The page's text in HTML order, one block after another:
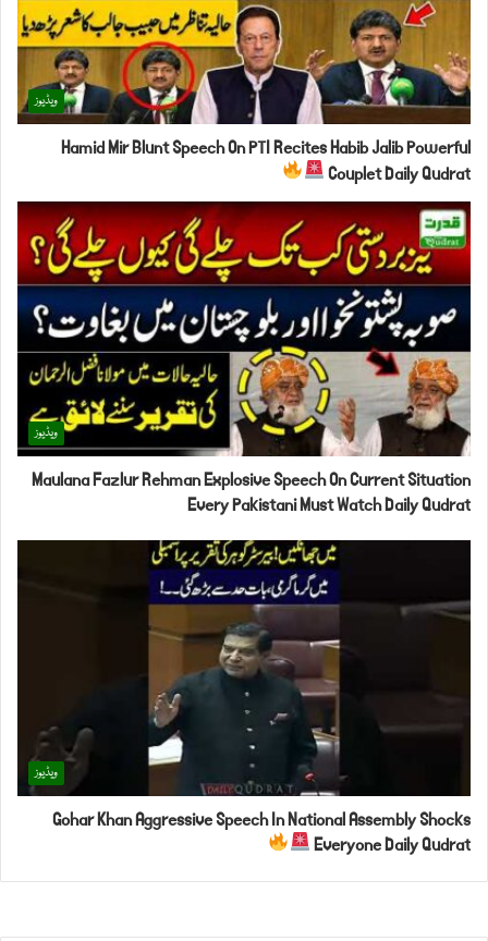
ویڈیوز
Hamid Mir Blunt Speech On PTI Recites Habib Jalib Powerful
Couplet Daily Qudrat
ویڈیوز
Maulana Fazlur Rehman Explosive Speech On Current Situation
Every Pakistani Must Watch Daily Qudrat
ویڈیوز
Gohar Khan Aggressive Speech In National Assembly Shocks
Everyone Daily Qudrat